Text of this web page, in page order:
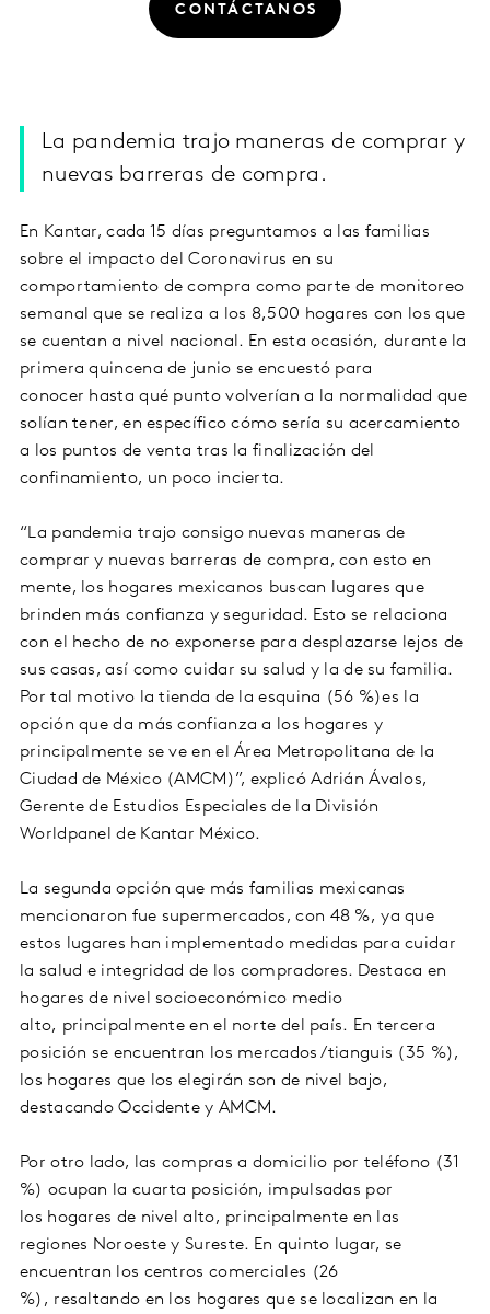
CONTÁCTANOS
La pandemia trajo maneras de comprar y
nuevas barreras de compra.
En Kantar, cada 15 días preguntamos a las familias
sobre el impacto del Coronavirus en su
comportamiento de compra como parte de monitoreo
semanal que se realiza a los 8,500 hogares con los que
se cuentan a nivel nacional. En esta ocasión, durante la
primera quincena de junio se encuestó para
conocer hasta qué punto volverían a la normalidad que
solían tener, en específico cómo sería su acercamiento
a los puntos de venta tras la finalización del
confinamiento, un poco incierta.
“La pandemia trajo consigo nuevas maneras de
comprar y nuevas barreras de compra, con esto en
mente, los hogares mexicanos buscan lugares que
brinden más confianza y seguridad. Esto se relaciona
con el hecho de no exponerse para desplazarse lejos de
sus casas, así como cuidar su salud y la de su familia.
Por tal motivo la tienda de la esquina (56 %)es la
opción que da más confianza a los hogares y
principalmente se ve en el Área Metropolitana de la
Ciudad de México (AMCM)”, explicó Adrián Ávalos,
Gerente de Estudios Especiales de la División
Worldpanel de Kantar México.
La segunda opción que más familias mexicanas
mencionaron fue supermercados, con 48 %, ya que
estos lugares han implementado medidas para cuidar
la salud e integridad de los compradores. Destaca en
hogares de nivel socioeconómico medio
alto, principalmente en el norte del país. En tercera
posición se encuentran los mercados/tianguis (35 %),
los hogares que los elegirán son de nivel bajo,
destacando Occidente y AMCM.
Por otro lado, las compras a domicilio por teléfono (31
%) ocupan la cuarta posición, impulsadas por
los hogares de nivel alto, principalmente en las
regiones Noroeste y Sureste. En quinto lugar, se
encuentran los centros comerciales (26
%), resaltando en los hogares que se localizan en la